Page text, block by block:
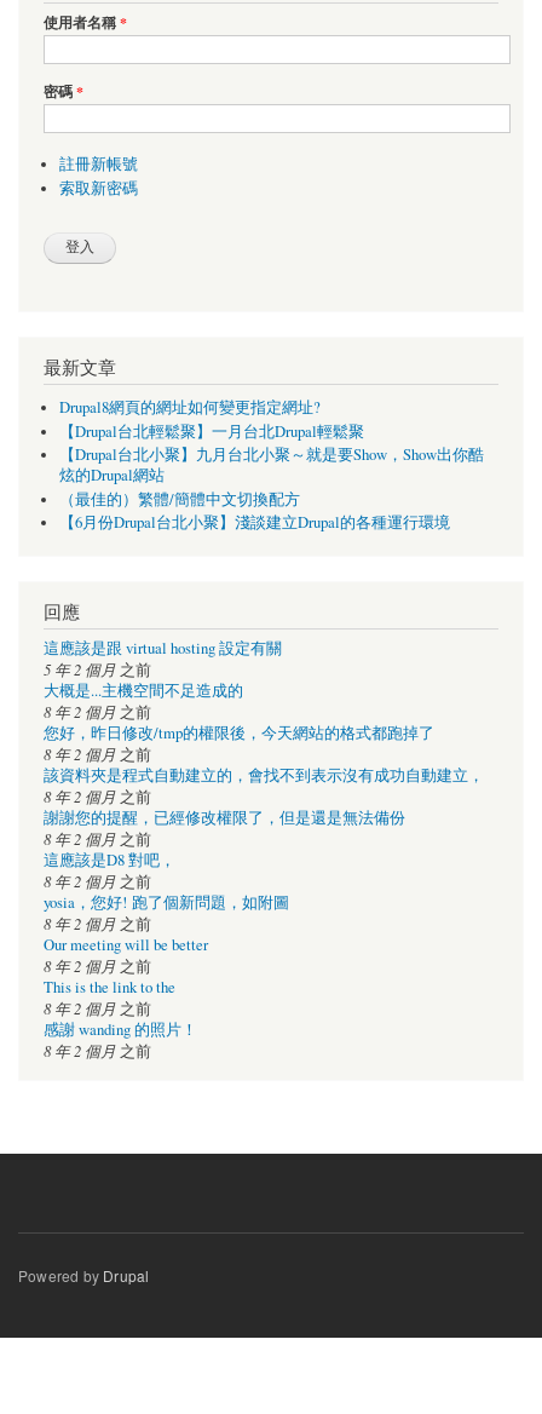
使用者名稱*
密碼*
註冊新帳號
索取新密碼
最新文章
Drupal8網頁的網址如何變更指定網址?
【Drupal台北輕鬆聚】一月台北Drupal輕鬆聚
【Drupal台北小聚】九月台北小聚～就是要Show，Show出你酷
炫的Drupal網站
（最佳的）繁體/簡體中文切換配方
【6月份Drupal台北小聚】淺談建立Drupal的各種運行環境
回應
這應該是跟 virtual hosting 設定有關
5 年 2 個月 之前
大概是...主機空間不足造成的
8 年 2 個月 之前
您好，昨日修改/tmp的權限後，今天網站的格式都跑掉了
8 年 2 個月 之前
該資料夾是程式自動建立的，會找不到表示沒有成功自動建立，
8 年 2 個月 之前
謝謝您的提醒，已經修改權限了，但是還是無法備份
8 年 2 個月 之前
這應該是D8 對吧，
8 年 2 個月 之前
yosia，您好! 跑了個新問題，如附圖
8 年 2 個月 之前
Our meeting will be better
8 年 2 個月 之前
This is the link to the
8 年 2 個月 之前
感謝 wanding 的照片！
8 年 2 個月 之前
Powered by Drupal